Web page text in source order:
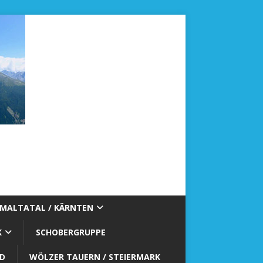
MALTATAL / KÄRNTEN
SCHOBERGRUPPE
WÖLZER TAUERN / STEIERMARK